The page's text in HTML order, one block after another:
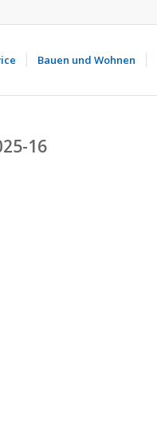
Bauen und Wohnen
16